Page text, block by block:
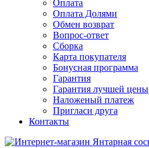
Оплата
Оплата Долями
Обмен возврат
Вопрос-ответ
Сборка
Карта покупателя
Бонусная программа
Гарантия
Гарантия лучшей цены
Наложеный платеж
Пригласи друга
Контакты